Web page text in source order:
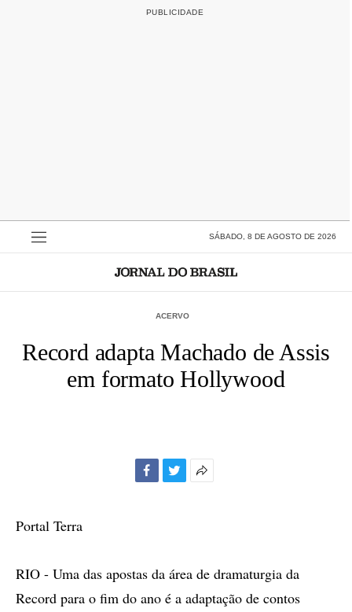
SÁBADO, 8 DE AGOSTO DE 2026
ACERVO
Record adapta Machado de Assis
em formato Hollywood
Portal Terra
RIO - Uma das apostas da área de dramaturgia da
Record para o fim do ano é a adaptação de contos